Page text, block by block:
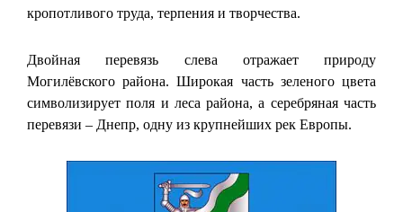
кропотливого труда, терпения и творчества.
Двойная перевязь слева отражает природу
Могилёвского района. Широкая часть зеленого цвета
символизирует поля и леса района, а серебряная часть
перевязи – Днепр, одну из крупнейших рек Европы.